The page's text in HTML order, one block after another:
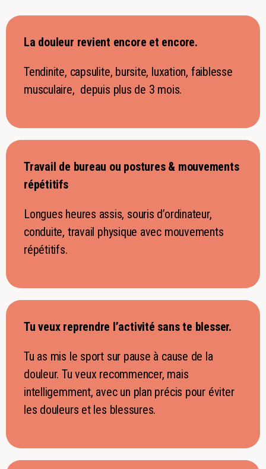
La douleur revient encore et encore.
Tendinite, capsulite, bursite, luxation, faiblesse
musculaire, depuis plus de 3 mois.
Travail de bureau ou postures & mouvements
répétitifs
Longues heures assis, souris d’ordinateur,
conduite, travail physique avec mouvements
répétitifs.
Tu veux reprendre l’activité sans te blesser.
Tu as mis le sport sur pause à cause de la
douleur. Tu veux recommencer, mais
intelligemment, avec un plan précis pour éviter
les douleurs et les blessures.